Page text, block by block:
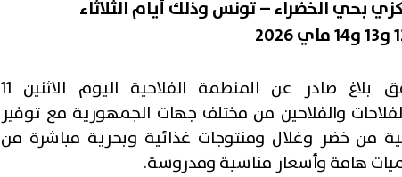
بحي الخضراء – تونس وذلك أيام الثلاثاء
وستشهد التظاهرة وفق بلاغ صادر عن المنطمة الفلاحية اليوم الاثنين 11
والفلاحين من مختلف جهات الجمهورية مع توفير
من خضر وغلال ومنتوجات غذائية وبحرية مباشرة من
هامة وأسعار مناسبة ومدروسة.